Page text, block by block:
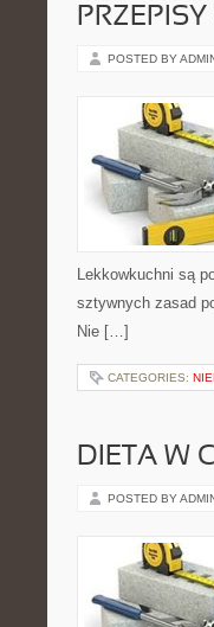
POSTED BY
Lekkowkuchni są
sztywnych zasad
Nie […]
CATEGORIES:
DIETA W
POSTED BY